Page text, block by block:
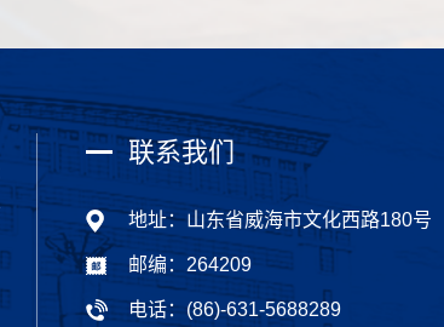
联系我们
地址：山东省威海市文化西路180号
邮编：264209
电话：(86)-631-5688289